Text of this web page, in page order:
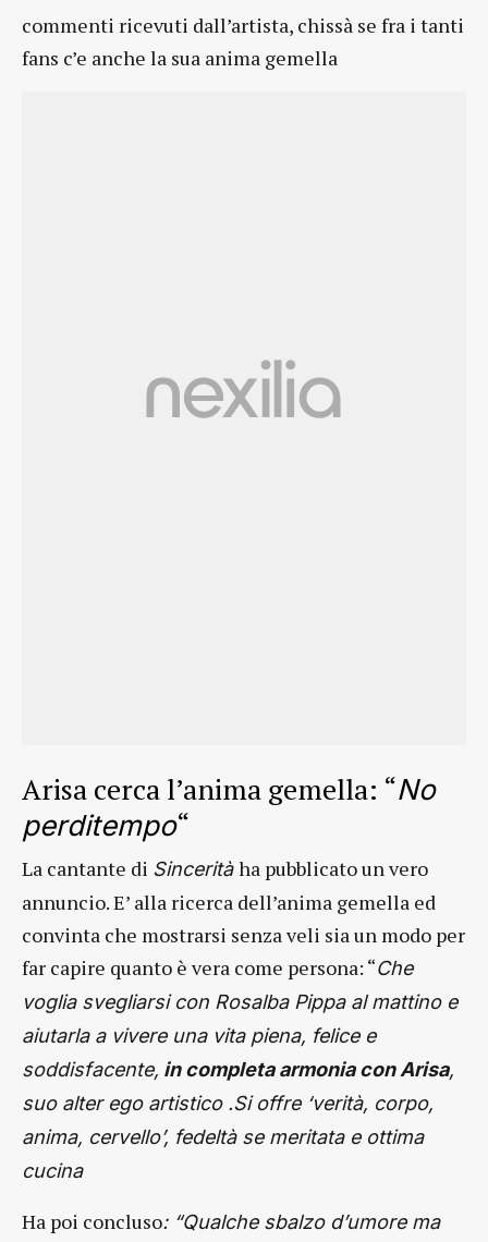
commenti ricevuti dall’artista, chissà se fra i tanti
fans c’e anche la sua anima gemella
Arisa cerca l’anima gemella: “No
perditempo“
La cantante di Sinceritàha pubblicato un vero
annuncio. E’ alla ricerca dell’anima gemella ed
convinta che mostrarsi senza veli sia un modo per
far capire quanto è vera come persona: “Che
voglia svegliarsi con Rosalba Pippa al mattino e
aiutarla a vivere una vita piena, felice e
soddisfacente, in completa armonia con Arisa,
suo alter ego artistico .Si offre ‘verità, corpo,
anima, cervello’, fedeltà se meritata e ottima
cucina
Ha poi concluso: “Qualche sbalzo d’umore ma